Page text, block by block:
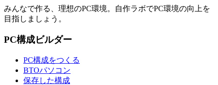
みんなで作る、理想のPC環境。 自作ラボでPC環境の向上を
目指しましょう。
PC構成ビルダー
PC構成をつくる
BTOパソコン
保存した構成